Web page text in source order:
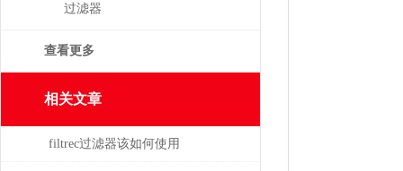
过滤器
查看更多
相关文章
filtrec过滤器该如何使用